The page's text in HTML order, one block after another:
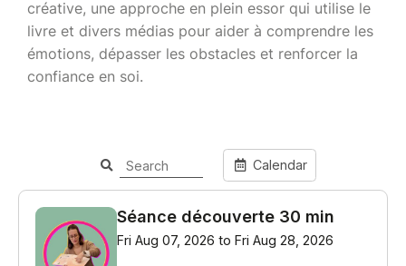
créative, une approche en plein essor qui utilise le
livre et divers médias pour aider à comprendre les
émotions, dépasser les obstacles et renforcer la
confiance en soi.